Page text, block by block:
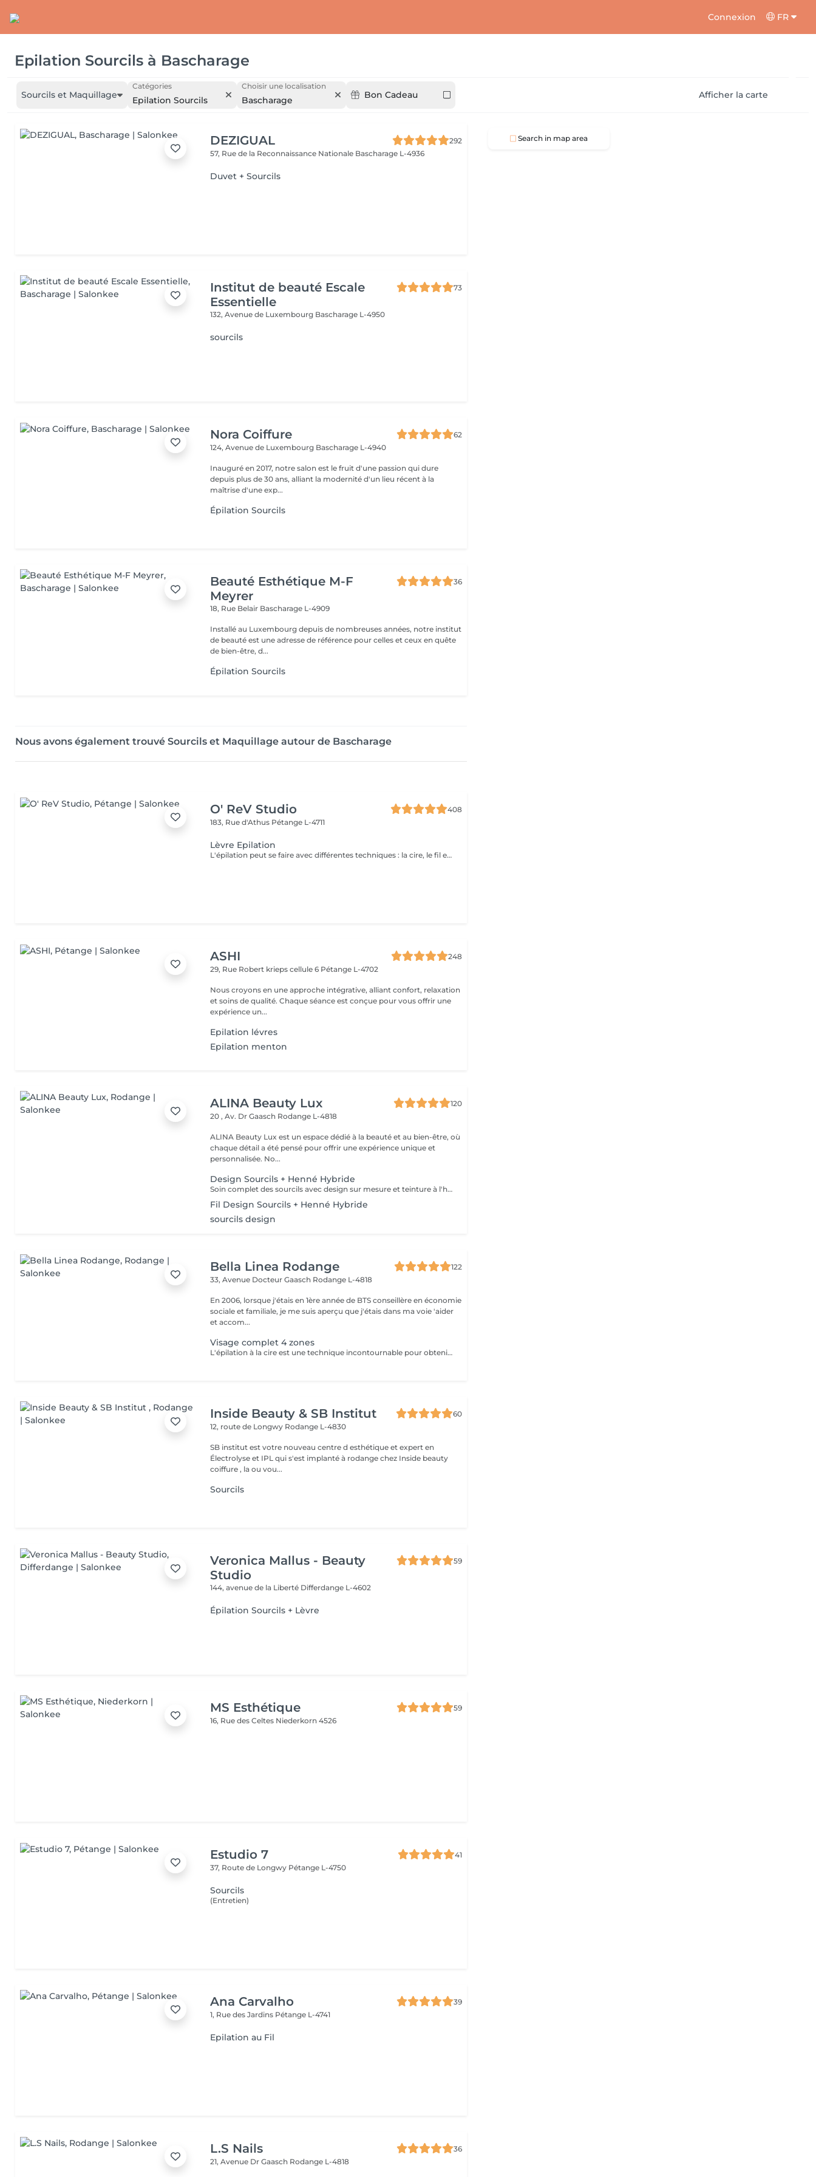
Connexion FR
Epilation Sourcils à Bascharage
Sourcils et Maquillage
Catégories
Epilation Sourcils
Choisir une localisation
Bascharage Bon Cadeau Afficher la carte
DEZIGUAL
292
57, Rue de la Reconnaissance Nationale Bascharage L-4936
Duvet + Sourcils
Institut de beauté Escale
Essentielle
73
132, Avenue de Luxembourg Bascharage L-4950
sourcils
Nora Coiffure
62
124, Avenue de Luxembourg Bascharage L-4940
Inauguré en 2017, notre salon est le fruit d'une passion qui dure
depuis plus de 30 ans, alliant la modernité d'un lieu récent à la
maîtrise d'une exp...
Épilation Sourcils
Beauté Esthétique M-F
Meyrer
36
18, Rue Belair Bascharage L-4909
Installé au Luxembourg depuis de nombreuses années, notre institut
de beauté est une adresse de référence pour celles et ceux en quête
de bien-être, d...
Épilation Sourcils
Nous avons également trouvé Sourcils et Maquillage autour de Bascharage
O' ReV Studio
408
183, Rue d'Athus Pétange L-4711
Lèvre Epilation
L'épilation peut se faire avec différentes techniques : la cire, le fil et la pince.
ASHI
248
29, Rue Robert krieps cellule 6 Pétange L-4702
Nous croyons en une approche intégrative, alliant confort, relaxation
et soins de qualité. Chaque séance est conçue pour vous offrir une
expérience un...
Epilation lévres
Epilation menton
ALINA Beauty Lux
120
20 , Av. Dr Gaasch Rodange L-4818
ALINA Beauty Lux est un espace dédié à la beauté et au bien-être, où
chaque détail a été pensé pour offrir une expérience unique et
personnalisée. No...
Design Sourcils + Henné Hybride
Soin complet des sourcils avec design sur mesure et teinture à l'henné hybride. Pigmente la peau et les poils pour un effet maquillé naturel, tout en nourrissant le follicule. Idéal pour combler les zones clairsemées et intensifier la ligne. Durée du résultat : 10 à 15 jours sur la peau, jusqu'à 6 semaines sur le poil. Fréquence recommandée : toutes les 4 à 6 semaines.
Fil Design Sourcils + Henné Hybride
sourcils design
Bella Linea Rodange
122
33, Avenue Docteur Gaasch Rodange L-4818
En 2006, lorsque j'étais en 1ère année de BTS conseillère en économie
sociale et familiale, je me suis aperçu que j'étais dans ma voie 'aider
et accom...
Visage complet 4 zones
L'épilation à la cire est une technique incontournable pour obtenir une peau lisse et nette. La cire chaude ou tiède est appliquée sur la zone à traiter, puis retirée en arrachant le poil à la racine. Cette méthode offre un résultat durable, avec une repousse plus fine et plus discrète au fil des séances. Les bénéfices : Peau douce et lisse pendant plusieurs semaines Repousse plus fine et plus lente qu'avec un rasoir Adaptée à toutes les zones (visage, jambes, maillot, aisselles, bras, dos) Rapide et efficace Un rituel de beauté classique, qui reste une solution idéale pour un résultat net, précis et longue durée.
Inside Beauty & SB Institut
60
12, route de Longwy Rodange L-4830
SB institut est votre nouveau centre d esthétique et expert en
Électrolyse et IPL qui s'est implanté à rodange chez Inside beauty
coiffure , la ou vou...
Sourcils
Veronica Mallus - Beauty
Studio
59
144, avenue de la Liberté Differdange L-4602
Épilation Sourcils + Lèvre
MS Esthétique
59
16, Rue des Celtes Niederkorn 4526
Estudio 7
41
37, Route de Longwy Pétange L-4750
Sourcils
(Entretien)
Ana Carvalho
39
1, Rue des Jardins Pétange L-4741
Epilation au Fil
L.S Nails
36
21, Avenue Dr Gaasch Rodange L-4818
Search in map area